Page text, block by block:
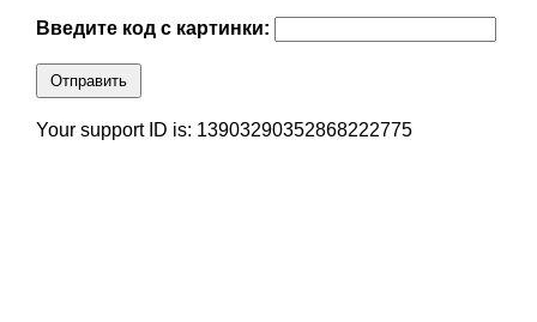
Введите код с картинки:
Отправить
Your support ID is: 13903290352868222775